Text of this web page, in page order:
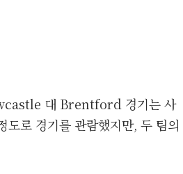
대 Brentford 경기는 사
도로 경기를 관람했지만, 두 팀의